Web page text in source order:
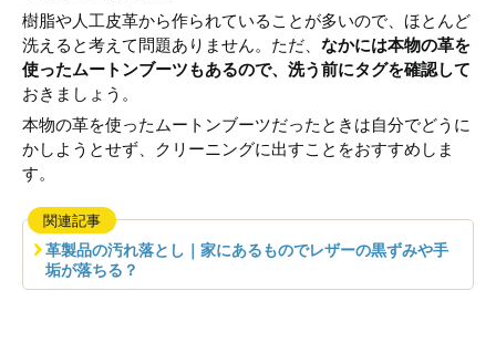
樹脂や人工皮革から作られていることが多いので、ほとんど
洗えると考えて問題ありません。ただ、 なかには本物の革を
使ったムートンブーツもあるので、洗う前にタグを確認して
おきましょう。
本物の革を使ったムートンブーツだったときは自分でどうに
かしようとせず、クリーニングに出すことをおすすめしま
す。
関連記事
革製品の汚れ落とし｜家にあるものでレザーの黒ずみや手
垢が落ちる？